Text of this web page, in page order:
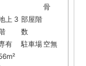
骨
上 3 部屋階
数
有
駐車場 空無